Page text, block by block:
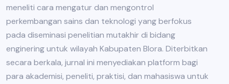
meneliti cara mengatur dan mengontrol
perkembangan sains dan teknologi yang berfokus
pada diseminasi penelitian mutakhir di bidang
enginering untuk wilayah Kabupaten Blora. Diterbitkan
secara berkala, jurnal ini menyediakan platform bagi
para akademisi, peneliti, praktisi, dan mahasiswa untuk